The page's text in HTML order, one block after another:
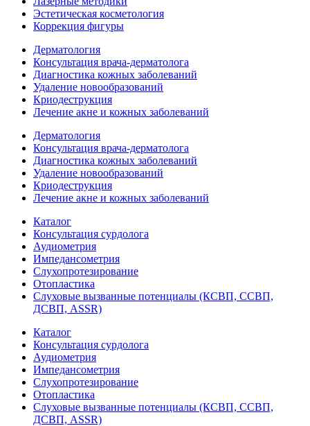
Эстетическая косметология
Коррекция фигуры
Дерматология
Консультация врача-дерматолога
Диагностика кожных заболеваний
Удаление новообразований
Криодеструкция
Лечение акне и кожных заболеваний
Дерматология
Консультация врача-дерматолога
Диагностика кожных заболеваний
Удаление новообразований
Криодеструкция
Лечение акне и кожных заболеваний
Каталог
Консультация сурдолога
Аудиометрия
Импедансометрия
Слухопротезирование
Отопластика
Слуховые вызванные потенциалы (КСВП, ССВП,
ДСВП, ASSR)
Каталог
Консультация сурдолога
Аудиометрия
Импедансометрия
Слухопротезирование
Отопластика
Слуховые вызванные потенциалы (КСВП, ССВП,
ДСВП, ASSR)